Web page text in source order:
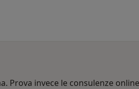
Prova invece le consulenze